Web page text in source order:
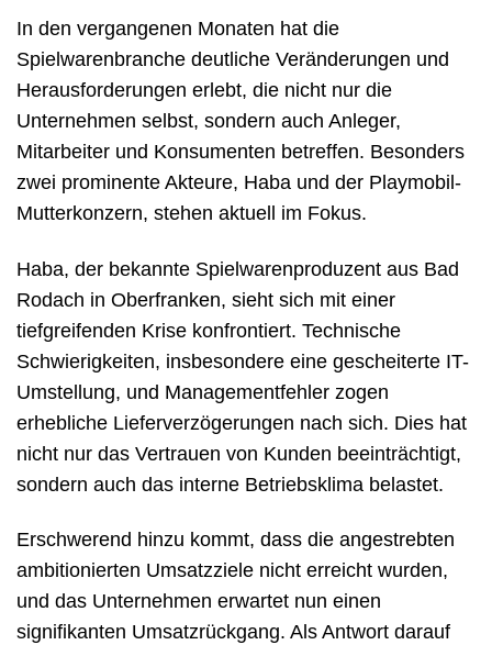
In den vergangenen Monaten hat die
Spielwarenbranche deutliche Veränderungen und
Herausforderungen erlebt, die nicht nur die
Unternehmen selbst, sondern auch Anleger,
Mitarbeiter und Konsumenten betreffen. Besonders
zwei prominente Akteure, Haba und der Playmobil-
Mutterkonzern, stehen aktuell im Fokus.
Haba, der bekannte Spielwarenproduzent aus Bad
Rodach in Oberfranken, sieht sich mit einer
tiefgreifenden Krise konfrontiert. Technische
Schwierigkeiten, insbesondere eine gescheiterte IT-
Umstellung, und Managementfehler zogen
erhebliche Lieferverzögerungen nach sich. Dies hat
nicht nur das Vertrauen von Kunden beeinträchtigt,
sondern auch das interne Betriebsklima belastet.
Erschwerend hinzu kommt, dass die angestrebten
ambitionierten Umsatzziele nicht erreicht wurden,
und das Unternehmen erwartet nun einen
signifikanten Umsatzrückgang. Als Antwort darauf